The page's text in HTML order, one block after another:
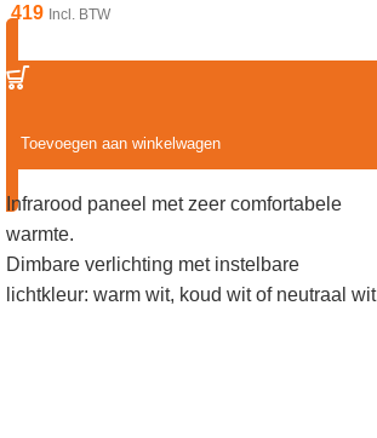
419 Incl. BTW
Toevoegen aan winkelwagen
Infrarood paneel met zeer comfortabele
warmte.
Dimbare verlichting met instelbare
lichtkleur: warm wit, koud wit of neutraal wit